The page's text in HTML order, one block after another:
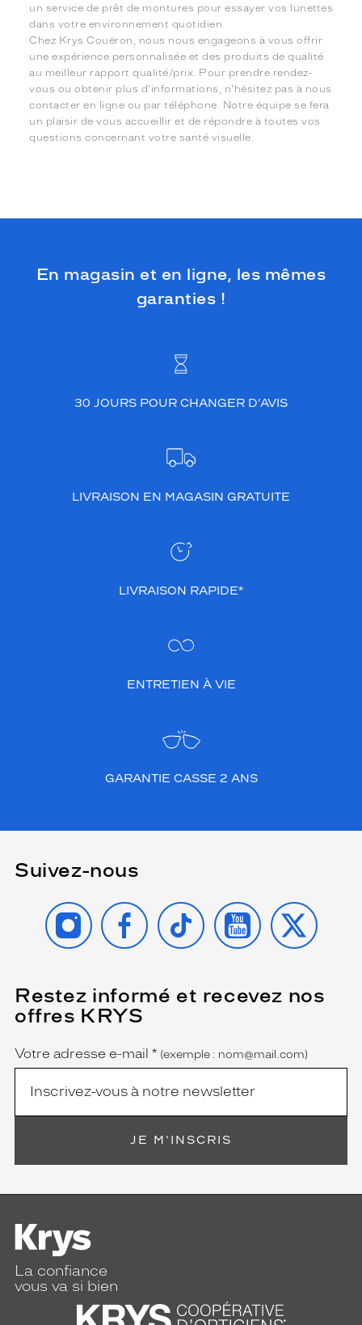
un service de prêt de montures pour essayer vos lunettes
dans votre environnement quotidien.
Chez Krys Couëron, nous nous engageons à vous offrir
une expérience personnalisée et des produits de qualité
au meilleur rapport qualité/prix. Pour prendre rendez-
vous ou obtenir plus d'informations, n'hésitez pas à nous
contacter en ligne ou par téléphone. Notre équipe se fera
un plaisir de vous accueillir et de répondre à toutes vos
questions concernant votre santé visuelle.
En magasin et en ligne, les mêmes
garanties !
30 JOURS POUR CHANGER D’AVIS
LIVRAISON EN MAGASIN GRATUITE
LIVRAISON RAPIDE*
ENTRETIEN À VIE
GARANTIE CASSE 2 ANS
Suivez-nous
INSTAGRAMFACEBOOK
TIKTOK YOUTUBE
X
Restez informé et recevez nos
offres KRYS
Name
Votre adresse e-mail *
(Ce
champ
est
obligatoire)
(exemple : nom@mail.com)
JE M'INSCRIS
La confiance
vous va si bien